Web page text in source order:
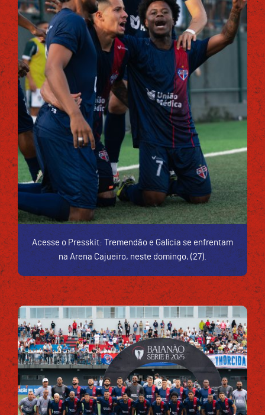
Acesse o Presskit: Tremendão e Galícia se enfrentam
na Arena Cajueiro, neste domingo, (27).